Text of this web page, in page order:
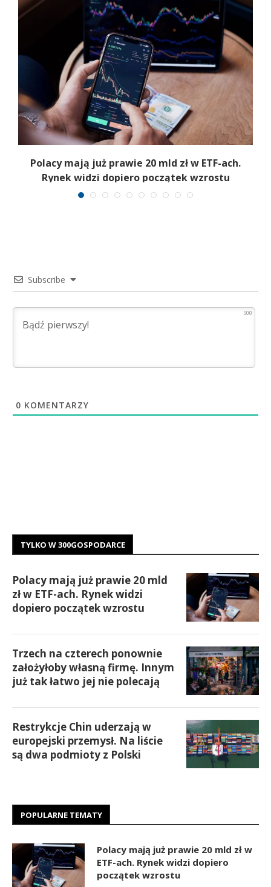
Polacy mają już prawie 20 mld zł w ETF-ach.
Rynek widzi dopiero początek wzrostu
Subscribe
500
0 KOMENTARZY
TYLKO W 300GOSPODARCE
Polacy mają już prawie 20 mld
zł w ETF-ach. Rynek widzi
dopiero początek wzrostu
Trzech na czterech ponownie
założyłoby własną firmę. Innym
już tak łatwo jej nie polecają
Restrykcje Chin uderzają w
europejski przemysł. Na liście
są dwa podmioty z Polski
POPULARNE TEMATY
Polacy mają już prawie 20 mld zł w
ETF-ach. Rynek widzi dopiero
początek wzrostu